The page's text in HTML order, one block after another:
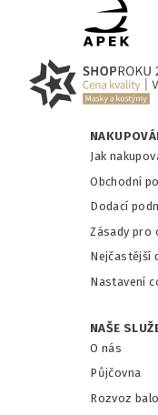
Jak
Obchodní
Dodací
Zásady pro
Nejčastější
Nastavení
NAŠE
O nás
Půjčovna
Rozvoz